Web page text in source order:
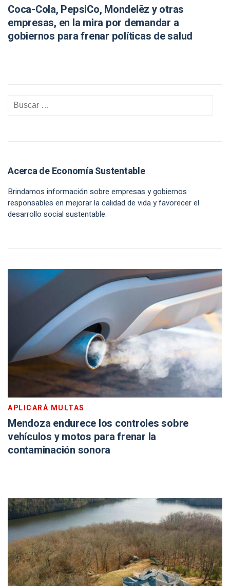
Coca-Cola, PepsiCo, Mondelēz y otras
empresas, en la mira por demandar a
gobiernos para frenar políticas de salud
Acerca de Economía Sustentable
Brindamos información sobre empresas y gobiernos
responsables en mejorar la calidad de vida y favorecer el
desarrollo social sustentable.
APLICARÁ MULTAS
Mendoza endurece los controles sobre
vehículos y motos para frenar la
contaminación sonora